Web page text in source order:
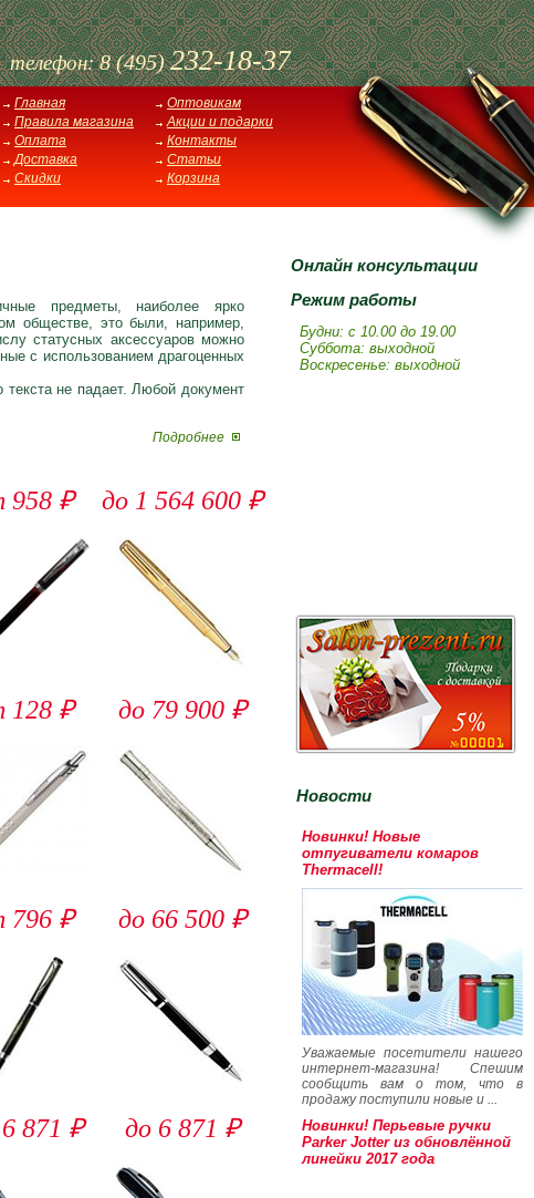
телефон:8 (495) 232-18-37
Главная
Оптовикам
Правила магазина
Акции и подарки
Оплата
Контакты
Доставка
Статьи
Скидки
Корзина
предметы, наиболее ярко
обществе, это были, например,
статусных аксессуаров можно
с использованием драгоценных
текста не падает. Любой документ
Подробнее
958 ₽ до 1 564 600 ₽
128 ₽ до 79 900 ₽
796 ₽ до 66 500 ₽
871 ₽ до 6 871 ₽
Онлайн консультации
Режим работы
Будни: с 10.00 до 19.00
Суббота: выходной
Воскресенье: выходной
Новости
Новинки! Новые
отпугиватели комаров
Thermacell!
Уважаемые посетители нашего
интернет-магазина! Спешим
сообщить вам о том, что в
продажу поступили новые и ...
Новинки! Перьевые ручки
Parker Jotter из обновлённой
линейки 2017 года